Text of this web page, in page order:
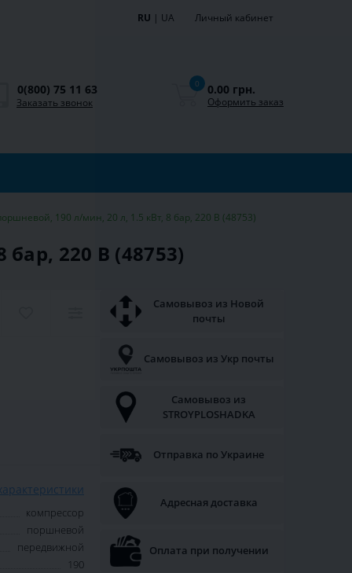
RU | UA Личный кабинет
0(800) 75 11 63
Заказать звонок
0 0.00 грн.
Оформить заказ
190 л/мин, 20 л, 1.5 кВт, 8 бар, 220 В (48753)
220 В (48753)
компрессор
поршневой
передвижной
190
Самовывоз из Новой
почты
Самовывоз из Укр почты
Самовывоз из
STROYPLOSHADKA
Отправка по Украине
Адресная доставка
Оплата при получении